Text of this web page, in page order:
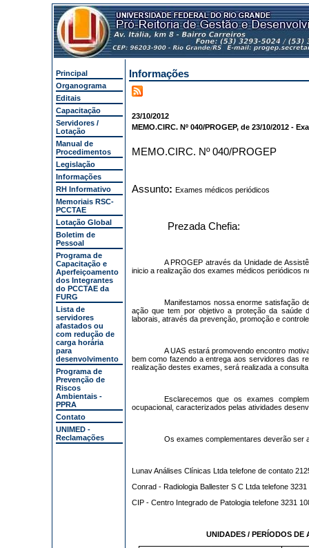
Principal
Organograma
Editais
Capacitação
Servidores /
Lotação
Manual de
Procedimentos
Legislação
Informações
RH Informativo
Memoriais RSC-
PCCTAE
Lotação Global
Boletim de
Pessoal
Programa de
Capacitação e
Aperfeiçoamento
dos Integrantes
do PCCTAE da
FURG
Lista de
servidores
afastados ou
com redução de
carga horária
para
desenvolvimento
Programa de
Prevenção de
Riscos
Ambientais -
PPRA
Contato
UNIMED -
Reclamações
Informações
23/10/2012
MEMO.CIRC. Nº 040/PROGEP, de 23/10/2012 -
MEMO.CIRC. Nº 040/PROGEP
Assunto: Exames médicos periódicos
Prezada Chefia:
A PROGEP através da Unidade de
inicio a realização dos exames médicos periódicos
Manifestamos nossa enorme satisfação
ação que tem por objetivo a proteção da saúde
laborais, através da prevenção, promoção e
A UAS estará promovendo encontro
bem como fazendo a entrega aos servidores das
realização destes exames, será realizada a
Esclarecemos que os exames
ocupacional, caracterizados pelas atividades
Os exames complementares deverão ser
Lunav Análises Clínicas Ltda telefone de contato
Conrad - Radiologia Ballester S C Ltda telefone
CIP - Centro Integrado de Patologia telefone 3231
UNIDADES / PERÍODOS DE